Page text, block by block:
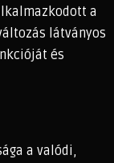
a
látványos
és
a valódi,